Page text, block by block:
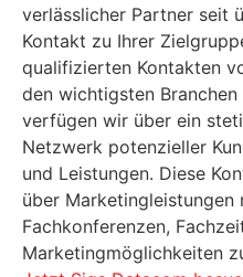
verlässlicher Partner seit
Kontakt zu Ihrer
qualifizierten Kontakten
den wichtigsten Branchen
verfügen wir über ein
Netzwerk potenzieller
und Leistungen. Diese
über Marketingleistungen
Fachkonferenzen,
Marketingmöglichkeiten